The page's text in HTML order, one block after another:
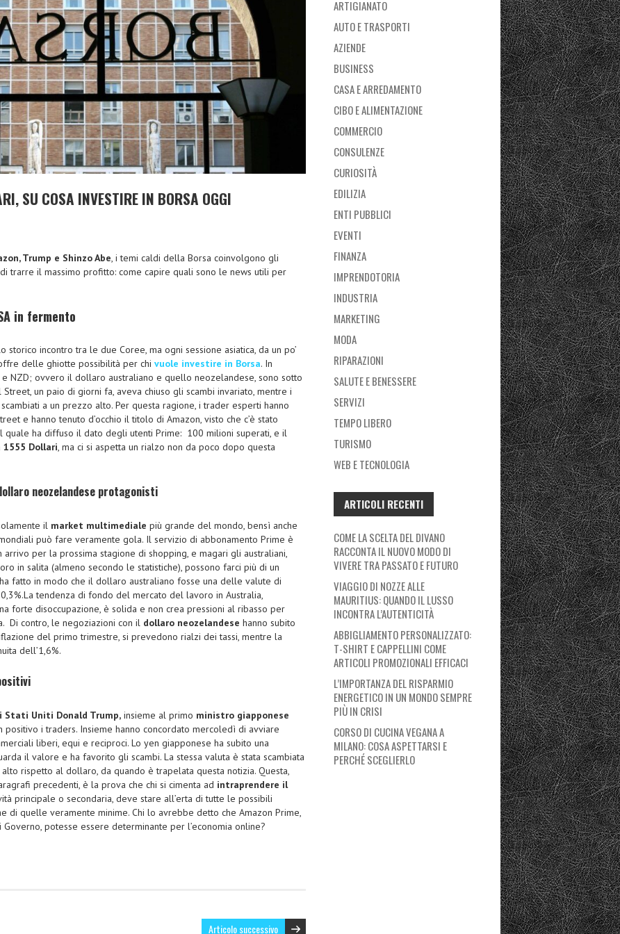
SU COSA INVESTIRE IN BORSA OGGI
Trump e Shinzo Abe, i temi caldi della Borsa coinvolgono gli
trarre il massimo profitto: come capire quali sono le news utili per
in fermento
storico incontro tra le due Coree, ma ogni sessione asiatica, da un po’
delle ghiotte possibilità per chi vuole investire in Borsa. In
NZD; ovvero il dollaro australiano e quello neozelandese, sono sotto
un paio di giorni fa, aveva chiuso gli scambi invariato, mentre i
a un prezzo alto. Per questa ragione, i trader esperti hanno
e hanno tenuto d’occhio il titolo di Amazon, visto che c’è stato
quale ha diffuso il dato degli utenti Prime: 100 milioni superati, e il
1555 Dollari, ma ci si aspetta un rialzo non da poco dopo questa
neozelandese protagonisti
il market multimediale più grande del mondo, bensì anche
può fare veramente gola. Il servizio di abbonamento Prime è
per la prossima stagione di shopping, e magari gli australiani,
in salita (almeno secondo le statistiche), possono farci più di un
fatto in modo che il dollaro australiano fosse una delle valute di
tendenza di fondo del mercato del lavoro in Australia,
forte disoccupazione, è solida e non crea pressioni al ribasso per
Di contro, le negoziazioni con il dollaro neozelandese hanno subito
del primo trimestre, si prevedono rialzi dei tassi, mentre la
dell’1,6%.
Stati Uniti Donald Trump, insieme al primo ministro giapponese
positivo i traders. Insieme hanno concordato mercoledì di avviare
liberi, equi e reciproci. Lo yen giapponese ha subito una
il valore e ha favorito gli scambi. La stessa valuta è stata scambiata
rispetto al dollaro, da quando è trapelata questa notizia. Questa,
precedenti, è la prova che chi si cimenta ad intraprendere il
principale o secondaria, deve stare all’erta di tutte le possibili
di quelle veramente minime. Chi lo avrebbe detto che Amazon Prime,
potesse essere determinante per l’economia online?
Articolo successivo
ARTIGIANATO
AUTO E TRASPORTI
AZIENDE
BUSINESS
CASA E ARREDAMENTO
CIBO E ALIMENTAZIONE
COMMERCIO
CONSULENZE
CURIOSITÀ
EDILIZIA
ENTI PUBBLICI
EVENTI
FINANZA
IMPRENDOTORIA
INDUSTRIA
MARKETING
MODA
RIPARAZIONI
SALUTE E BENESSERE
SERVIZI
TEMPO LIBERO
TURISMO
WEB E TECNOLOGIA
ARTICOLI RECENTI
COME LA SCELTA DEL DIVANO
RACCONTA IL NUOVO MODO DI
VIVERE TRA PASSATO E FUTURO
VIAGGIO DI NOZZE ALLE
MAURITIUS: QUANDO IL LUSSO
INCONTRA L’AUTENTICITÀ
ABBIGLIAMENTO PERSONALIZZATO:
T-SHIRT E CAPPELLINI COME
ARTICOLI PROMOZIONALI EFFICACI
L’IMPORTANZA DEL RISPARMIO
ENERGETICO IN UN MONDO SEMPRE
PIÙ IN CRISI
CORSO DI CUCINA VEGANA A
MILANO: COSA ASPETTARSI E
PERCHÉ SCEGLIERLO